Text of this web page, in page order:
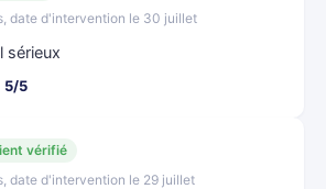
date d'intervention le 30 juillet
sérieux
5/5
vérifié
date d'intervention le 29 juillet